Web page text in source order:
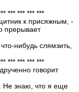
*** *** *** ***
к присяжным, -
прерывает
нибудь слямзить,
*** *** *** ***
говорит
Не знаю, что я еще